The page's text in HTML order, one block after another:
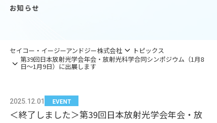
お知らせ
セイコー・イージーアンドジー株式会社
トピックス
第39回日本放射光学会年会・放射光科学合同シンポジウム（1月8
日～1月9日）に出展します
2025.12.01 EVENT
＜終了しました＞第39回日本放射光学会年会・放